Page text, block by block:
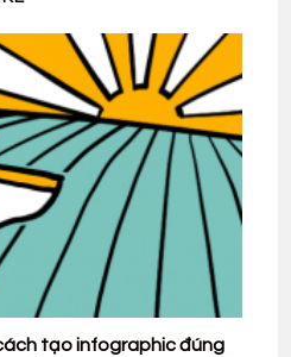
tạo infographic đúng